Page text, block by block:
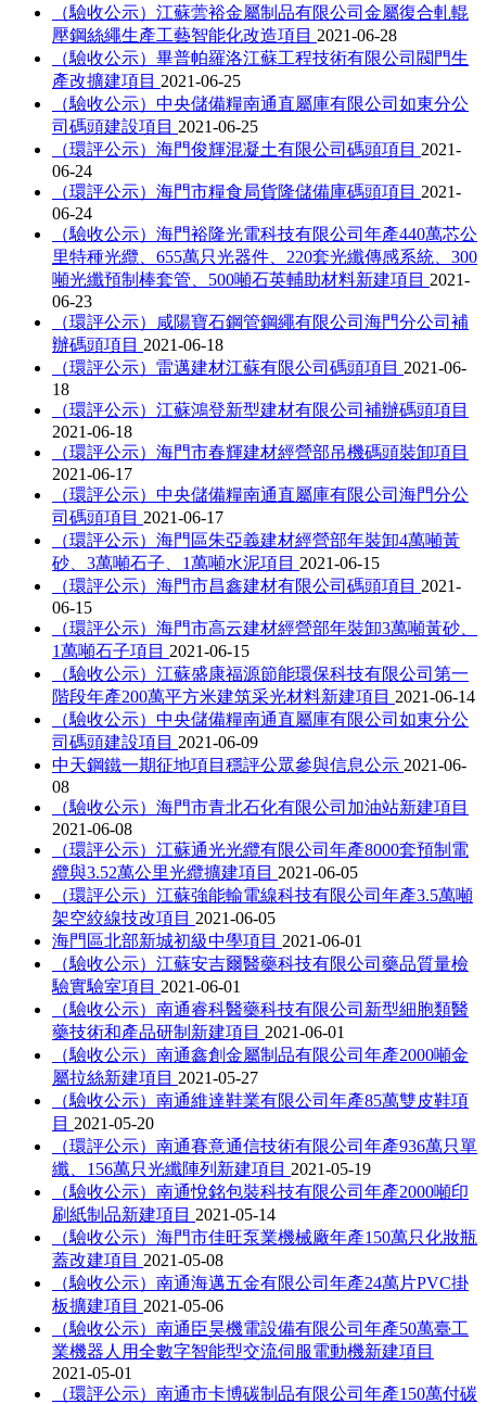
（驗收公示）江蘇蕓裕金屬制品有限公司金屬復合軋輥
壓鋼絲繩生產工藝智能化改造項目 2021-06-28
（驗收公示）畢普帕羅洛江蘇工程技術有限公司閥門生
產改擴建項目 2021-06-25
（驗收公示）中央儲備糧南通直屬庫有限公司如東分公
司碼頭建設項目 2021-06-25
（環評公示）海門俊輝混凝土有限公司碼頭項目 2021-
06-24
（環評公示）海門市糧食局貨隆儲備庫碼頭項目 2021-
06-24
（驗收公示）海門裕隆光電科技有限公司年產440萬芯公
里特種光纜、655萬只光器件、220套光纖傳感系統、300
噸光纖預制棒套管、500噸石英輔助材料新建項目 2021-
06-23
（環評公示）咸陽寶石鋼管鋼繩有限公司海門分公司補
辦碼頭項目 2021-06-18
（環評公示）雷邁建材江蘇有限公司碼頭項目 2021-06-
18
（環評公示）江蘇鴻登新型建材有限公司補辦碼頭項目
2021-06-18
（環評公示）海門市春輝建材經營部吊機碼頭裝卸項目
2021-06-17
（環評公示）中央儲備糧南通直屬庫有限公司海門分公
司碼頭項目 2021-06-17
（環評公示）海門區朱亞義建材經營部年裝卸4萬噸黃
砂、3萬噸石子、1萬噸水泥項目 2021-06-15
（環評公示）海門市昌鑫建材有限公司碼頭項目 2021-
06-15
（環評公示）海門市高云建材經營部年裝卸3萬噸黃砂、
1萬噸石子項目 2021-06-15
（驗收公示）江蘇盛康福源節能環保科技有限公司第一
階段年產200萬平方米建筑采光材料新建項目 2021-06-14
（驗收公示）中央儲備糧南通直屬庫有限公司如東分公
司碼頭建設項目 2021-06-09
中天鋼鐵一期征地項目穩評公眾參與信息公示 2021-06-
08
（驗收公示）海門市青北石化有限公司加油站新建項目
2021-06-08
（環評公示）江蘇通光光纜有限公司年產8000套預制電
纜與3.52萬公里光纜擴建項目 2021-06-05
（環評公示）江蘇強能輸電線科技有限公司年產3.5萬噸
架空絞線技改項目 2021-06-05
海門區北部新城初級中學項目 2021-06-01
（驗收公示）江蘇安吉爾醫藥科技有限公司藥品質量檢
驗實驗室項目 2021-06-01
（驗收公示）南通睿科醫藥科技有限公司新型細胞類醫
藥技術和產品研制新建項目 2021-06-01
（驗收公示）南通鑫創金屬制品有限公司年產2000噸金
屬拉絲新建項目 2021-05-27
（驗收公示）南通維達鞋業有限公司年產85萬雙皮鞋項
目 2021-05-20
（環評公示）南通賽意通信技術有限公司年產936萬只單
纖、156萬只光纖陣列新建項目 2021-05-19
（驗收公示）南通悅銘包裝科技有限公司年產2000噸印
刷紙制品新建項目 2021-05-14
（驗收公示）海門市佳旺泵業機械廠年產150萬只化妝瓶
蓋改建項目 2021-05-08
（驗收公示）南通海邁五金有限公司年產24萬片PVC掛
板擴建項目 2021-05-06
（驗收公示）南通臣昊機電設備有限公司年產50萬臺工
業機器人用全數字智能型交流伺服電動機新建項目
2021-05-01
（環評公示）南通市卡博碳制品有限公司年產150萬付碳